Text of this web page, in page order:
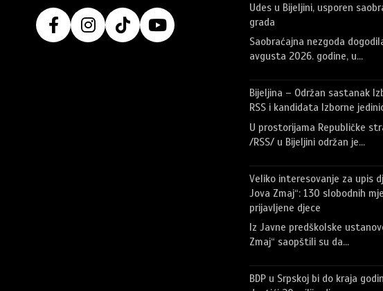
Udes u Bijeljini, usporen
grada
Saobraćajna nezgoda
avgusta 2026. godine, u…
Bijeljina – Održan sastanak
RSS i kandidata Izborne
U prostorijama Republičke
/RSS/ u Bijeljini održan je…
Veliko interesovanje za upis
Jova Zmaj“: 130 slobodnih
prijavljene djece
Iz Javne predškolske
Zmaj“ saopštili su da…
BDP u Srpskoj bi do kraja